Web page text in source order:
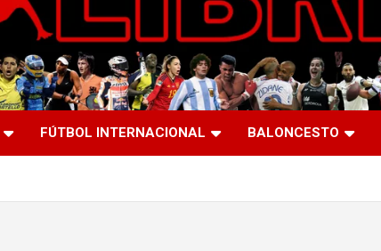
FÚTBOL INTERNACIONAL BALONCESTO